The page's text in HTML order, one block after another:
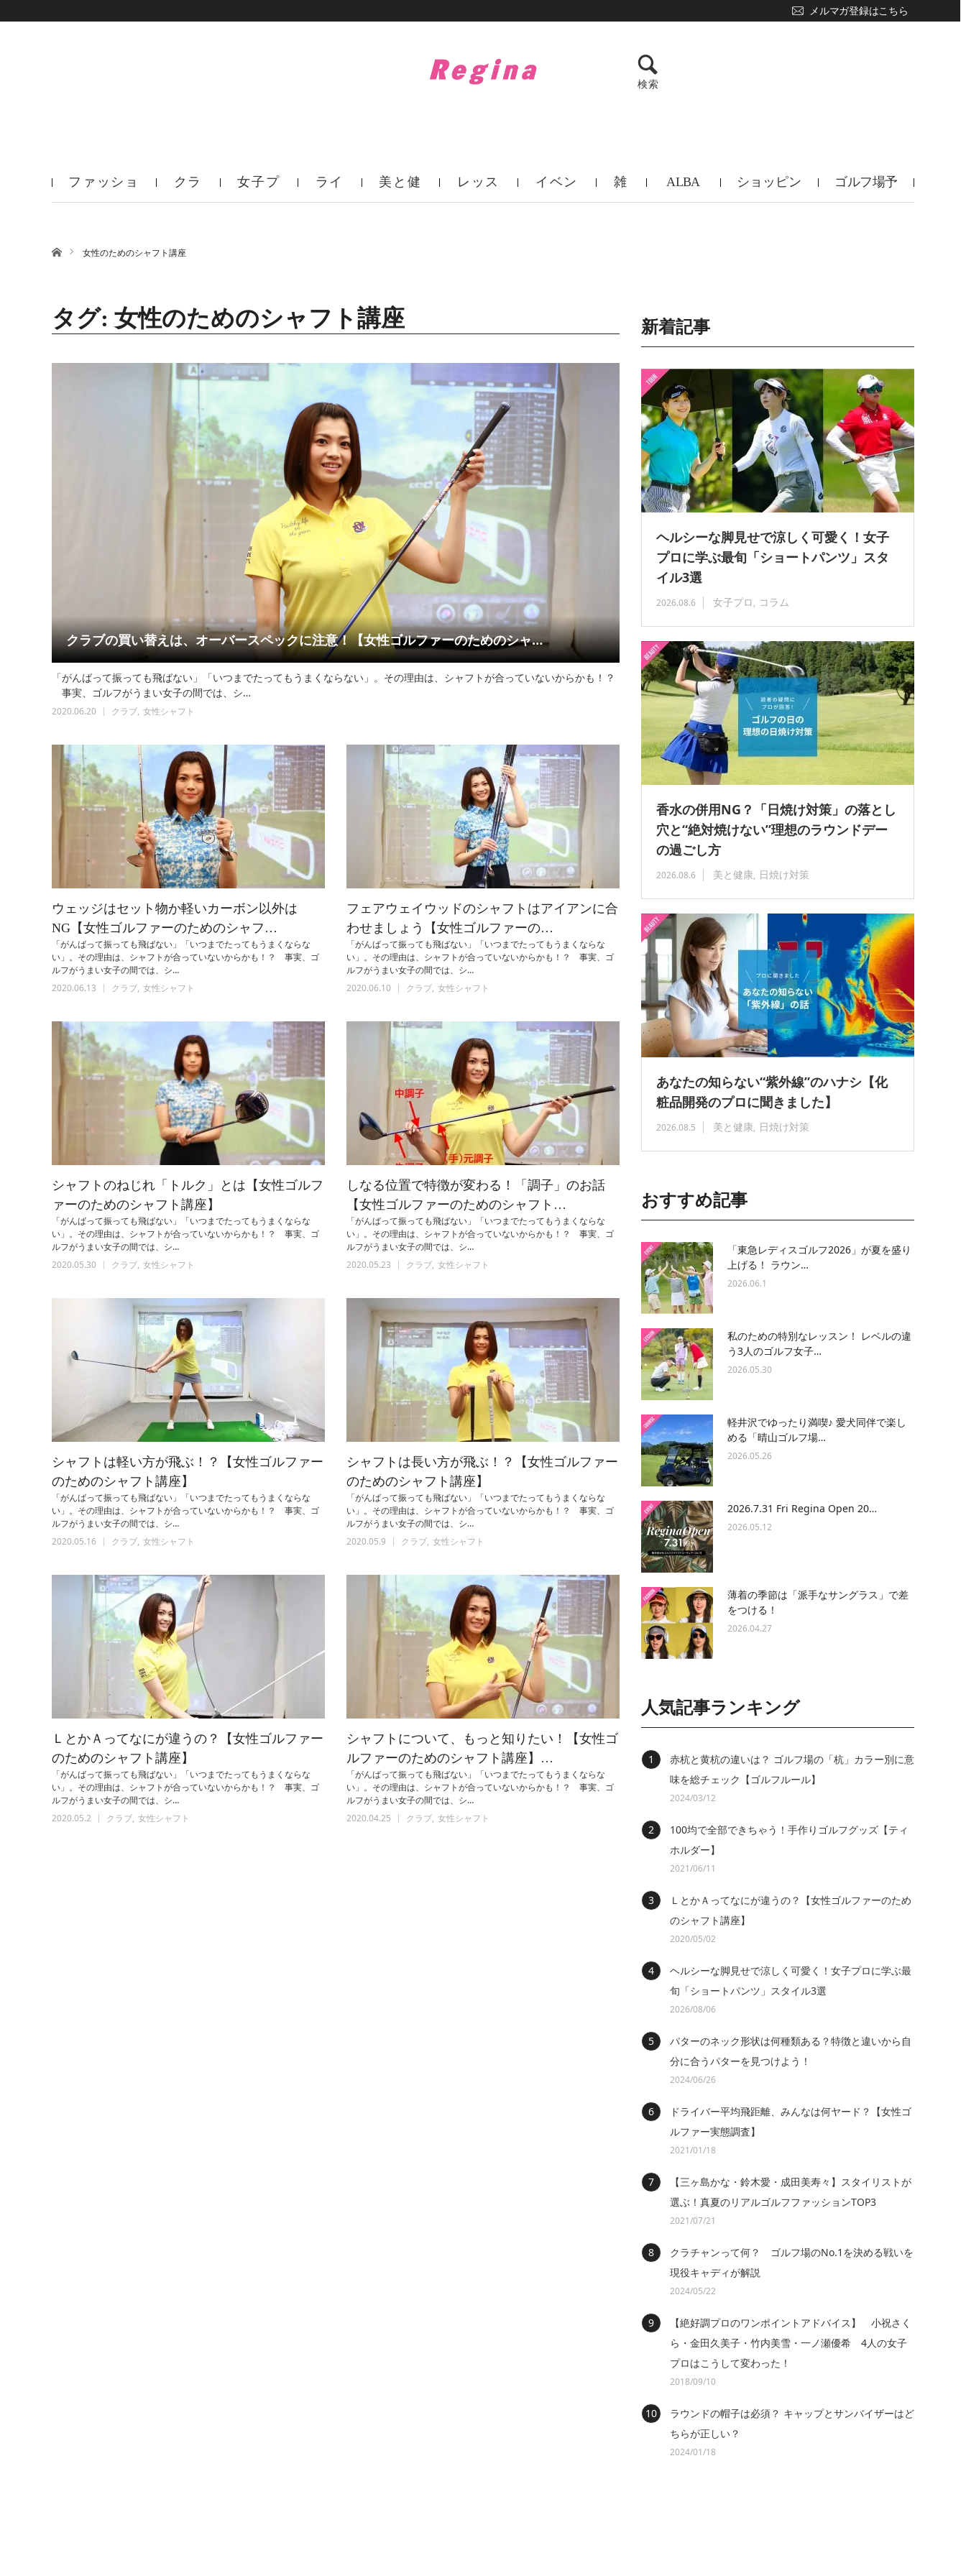
ファッショ クラ 女子プ ライ 美と健 レッス イベン 雑 ALBA ショッピン ゴルフ場予
メルマガ登録はこちら
検索
ホーム女性のためのシャフト講座
タグ: 女性のためのシャフト講座
クラブの買い替えは、オーバースペックに注意！【女性ゴルファーのためのシャ…
「がんばって振っても飛ばない」「いつまでたってもうまくならない」。その理由は、シャフトが合っていないからかも！？
事実、ゴルフがうまい女子の間では、シ…
2020.06.20 クラブ 女性シャフト
ウェッジはセット物か軽いカーボン以外は
NG【女性ゴルファーのためのシャフ…
「がんばって振っても飛ばない」「いつまでたってもうまくならな
い」。その理由は、シャフトが合っていないからかも！？ 事実、ゴ
ルフがうまい女子の間では、シ…
2020.06.13
クラブ 女性シャフト
フェアウェイウッドのシャフトはアイアンに合
わせましょう【女性ゴルファーの…
「がんばって振っても飛ばない」「いつまでたってもうまくならな
い」。その理由は、シャフトが合っていないからかも！？ 事実、ゴ
ルフがうまい女子の間では、シ…
2020.06.10
クラブ 女性シャフト
シャフトのねじれ「トルク」とは【女性ゴルフ
ァーのためのシャフト講座】
「がんばって振っても飛ばない」「いつまでたってもうまくならな
い」。その理由は、シャフトが合っていないからかも！？ 事実、ゴ
ルフがうまい女子の間では、シ…
2020.05.30
クラブ 女性シャフト
しなる位置で特徴が変わる！「調子」のお話
【女性ゴルファーのためのシャフト…
「がんばって振っても飛ばない」「いつまでたってもうまくならな
い」。その理由は、シャフトが合っていないからかも！？ 事実、ゴ
ルフがうまい女子の間では、シ…
2020.05.23
クラブ 女性シャフト
シャフトは軽い方が飛ぶ！？【女性ゴルファー
のためのシャフト講座】
「がんばって振っても飛ばない」「いつまでたってもうまくならな
い」。その理由は、シャフトが合っていないからかも！？ 事実、ゴ
ルフがうまい女子の間では、シ…
2020.05.16
クラブ 女性シャフト
シャフトは長い方が飛ぶ！？【女性ゴルファー
のためのシャフト講座】
「がんばって振っても飛ばない」「いつまでたってもうまくならな
い」。その理由は、シャフトが合っていないからかも！？ 事実、ゴ
ルフがうまい女子の間では、シ…
2020.05.9
クラブ 女性シャフト
ＬとかＡってなにが違うの？【女性ゴルファー
のためのシャフト講座】
「がんばって振っても飛ばない」「いつまでたってもうまくならな
い」。その理由は、シャフトが合っていないからかも！？ 事実、ゴ
ルフがうまい女子の間では、シ…
2020.05.2
クラブ 女性シャフト
シャフトについて、もっと知りたい！【女性ゴ
ルファーのためのシャフト講座】…
「がんばって振っても飛ばない」「いつまでたってもうまくならな
い」。その理由は、シャフトが合っていないからかも！？ 事実、ゴ
ルフがうまい女子の間では、シ…
2020.04.25
クラブ 女性シャフト
新着記事
ヘルシーな脚見せで涼しく可愛く！女子
プロに学ぶ最旬「ショートパンツ」スタ
イル3選
2026.08.6 女子プロ コラム
香水の併用NG？「日焼け対策」の落とし
穴と“絶対焼けない”理想のラウンドデー
の過ごし方
2026.08.6 美と健康 日焼け対策
あなたの知らない“紫外線”のハナシ【化
粧品開発のプロに聞きました】
2026.08.5 美と健康 日焼け対策
おすすめ記事
「東急レディスゴルフ2026」が夏を盛り
上げる！ ラウン…
2026.06.1
私のための特別なレッスン！ レベルの違
う3人のゴルフ女子…
2026.05.30
軽井沢でゆったり満喫♪ 愛犬同伴で楽し
める「晴山ゴルフ場…
2026.05.26
2026.7.31 Fri Regina Open 20…
2026.05.12
薄着の季節は「派手なサングラス」で差
をつける！
2026.04.27
人気記事ランキング
赤杭と黄杭の違いは？ ゴルフ場の「杭」カラー別に意
味を総チェック【ゴルフルール】
2024/03/12
100均で全部できちゃう！手作りゴルフグッズ【ティ
ホルダー】
2021/06/11
ＬとかＡってなにが違うの？【女性ゴルファーのため
のシャフト講座】
2020/05/02
ヘルシーな脚見せで涼しく可愛く！女子プロに学ぶ最
旬「ショートパンツ」スタイル3選
2026/08/06
パターのネック形状は何種類ある？特徴と違いから自
分に合うパターを見つけよう！
2024/06/26
ドライバー平均飛距離、みんなは何ヤード？【女性ゴ
ルファー実態調査】
2021/01/18
【三ヶ島かな・鈴木愛・成田美寿々】スタイリストが
選ぶ！真夏のリアルゴルフファッションTOP3
2021/07/21
クラチャンって何？ ゴルフ場のNo.1を決める戦いを
現役キャディが解説
2024/05/22
【絶好調プロのワンポイントアドバイス】 小祝さく
ら・金田久美子・竹内美雪・一ノ瀬優希 4人の女子
プロはこうして変わった！
2018/09/10
ラウンドの帽子は必須？ キャップとサンバイザーはど
ちらが正しい？
2024/01/18